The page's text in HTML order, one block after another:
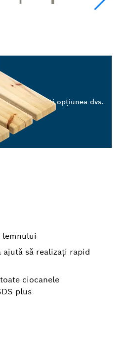
lemnului
ajută să realizați rapid
ciocanele
plus
Selectați opțiunea dvs.